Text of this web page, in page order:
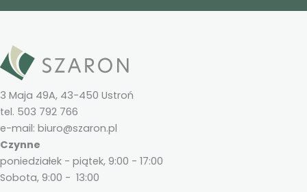
3 Maja 49A, 43-450 Ustroń
tel. 503 792 766
e-mail: biuro@szaron.pl
Czynne
poniedziałek - piątek, 9:00 - 17:00
Sobota, 9:00 - 13:00